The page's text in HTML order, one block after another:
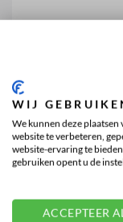
WIJ
We kunnen deze plaatsen
website te verbeteren,
website-ervaring te
gebruiken opent u de
ACCEPTEER